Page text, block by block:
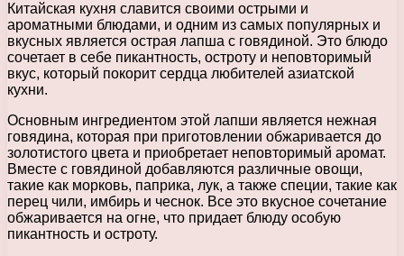
Китайская кухня славится своими острыми и
ароматными блюдами, и одним из самых популярных и
вкусных является острая лапша с говядиной. Это блюдо
сочетает в себе пикантность, остроту и неповторимый
вкус, который покорит сердца любителей азиатской
кухни.
Основным ингредиентом этой лапши является нежная
говядина, которая при приготовлении обжаривается до
золотистого цвета и приобретает неповторимый аромат.
Вместе с говядиной добавляются различные овощи,
такие как морковь, паприка, лук, а также специи, такие как
перец чили, имбирь и чеснок. Все это вкусное сочетание
обжаривается на огне, что придает блюду особую
пикантность и остроту.